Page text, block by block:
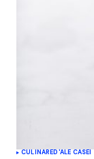
CULINARED'ALE CASEI